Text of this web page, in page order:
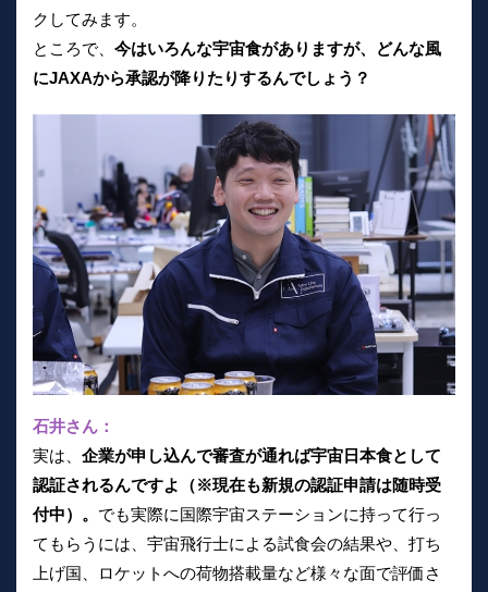
クしてみます。
ところで、 今はいろんな宇宙食がありますが、どんな風
にJAXAから承認が降りたりするんでしょう？
石井さん：
実は、 企業が申し込んで審査が通れば宇宙日本食として
認証されるんですよ（※現在も新規の認証申請は随時受
付中）。 でも実際に国際宇宙ステーションに持って行っ
てもらうには、宇宙飛行士による試食会の結果や、打ち
上げ国、ロケットへの荷物搭載量など様々な面で評価さ